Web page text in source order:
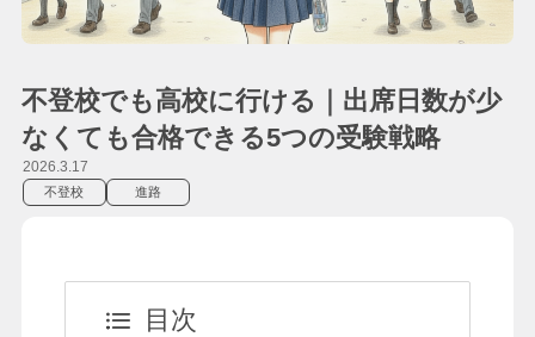
不登校でも高校に行ける｜出席日数が少
なくても合格できる5つの受験戦略
不登校 進路
2026.3.17
目次